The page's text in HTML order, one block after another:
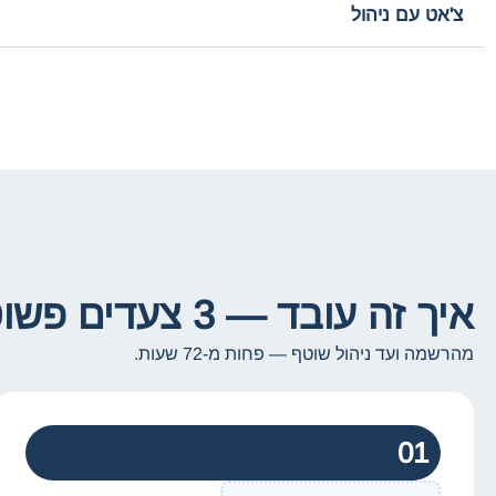
צ'אט עם ניהול
איך זה עובד — 3 צעדים פשוטים
מהרשמה ועד ניהול שוטף — פחות מ-72 שעות.
01